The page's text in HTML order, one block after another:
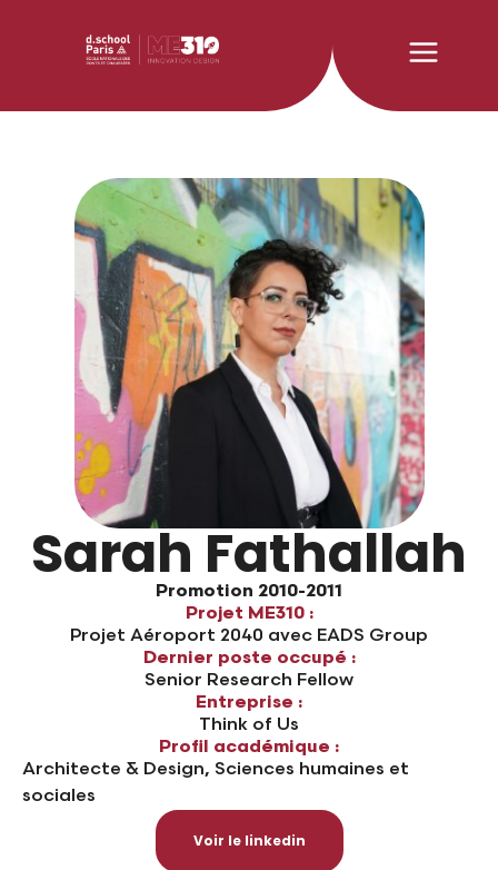
Sarah Fathallah
Promotion 2010-2011
Projet ME310 :
Projet Aéroport 2040 avec EADS Group
Dernier poste occupé :
Senior Research Fellow
Entreprise :
Think of Us
Profil académique :
Architecte & Design, Sciences humaines et
sociales
Voir le linkedin